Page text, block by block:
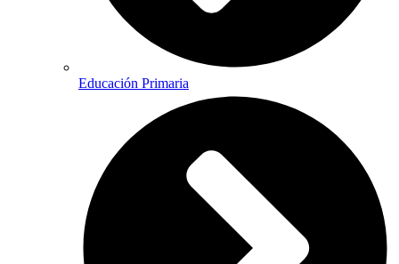
Educación Primaria